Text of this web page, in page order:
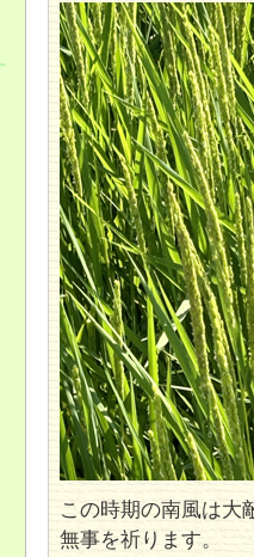
この時期の南風は大
無事を祈ります。